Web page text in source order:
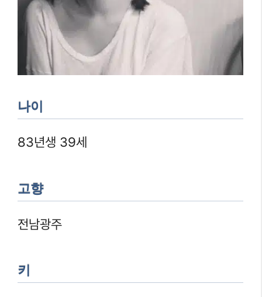
나이
83년생 39세
고향
전남광주
키